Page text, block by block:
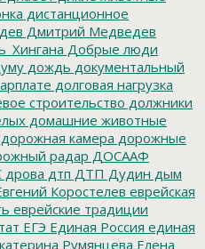
дистанционное
Дмитрий Медведев
Добрые люди
дождь документальный
долговая нагрузка
строительство должники
домашние животные
дорожная камера дорожные
радар ДОСААФ
дрова дтп ДТП Дудин дым
Коростелев еврейская
еврейские традиции
ЕГЭ Единая Россия единая
Румянцева Елена